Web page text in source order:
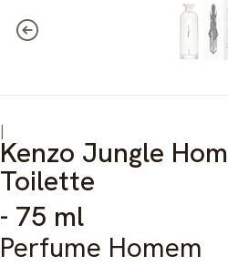
|
Kenzo Jungle
Toilette
- 75 ml
Perfume Homem